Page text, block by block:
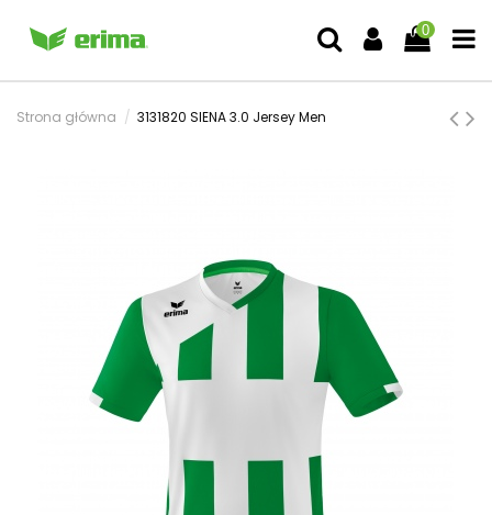
0
Strona główna 3131820 SIENA 3.0 Jersey Men